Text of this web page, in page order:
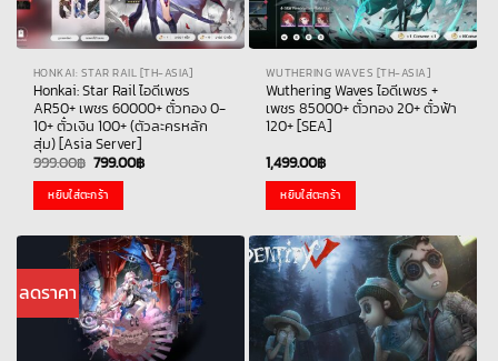
HONKAI: STAR RAIL [TH-ASIA]
Honkai: Star Rail ไอดีเพชร
AR50+ เพชร 60000+ ตั๋วทอง 0-
10+ ตั๋วเงิน 100+ (ตัวละครหลัก
สุ่ม) [Asia Server]
999.00฿ Original
price
was:
999.00฿.
799.00฿Current
price
หยิบใส่ตะกร้า
WUTHERING WAVES [TH-ASIA]
Wuthering Waves ไอดีเพชร +
เพชร 85000+ ตั๋วทอง 20+ ตั๋วฟ้า
120+ [SEA]
1,499.00฿
หยิบใส่ตะกร้า
ลดราคา